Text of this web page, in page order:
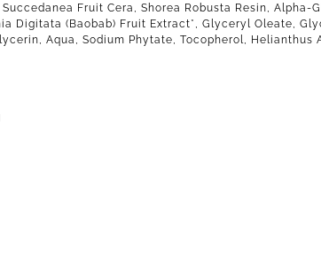
Fruit Cera, Shorea Robusta Resin,
Digitata (Baobab) Fruit Extract*, Glyceryl Oleate,
Aqua, Sodium Phytate, Tocopherol, Helianthus